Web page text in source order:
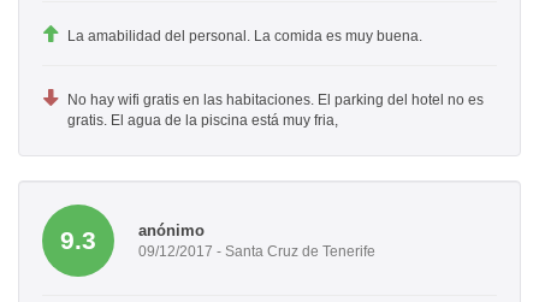
La amabilidad del personal. La comida es muy buena.
No hay wifi gratis en las habitaciones. El parking del hotel no es
gratis. El agua de la piscina está muy fria,
9.3 anónimo
09/12/2017 - Santa Cruz de Tenerife